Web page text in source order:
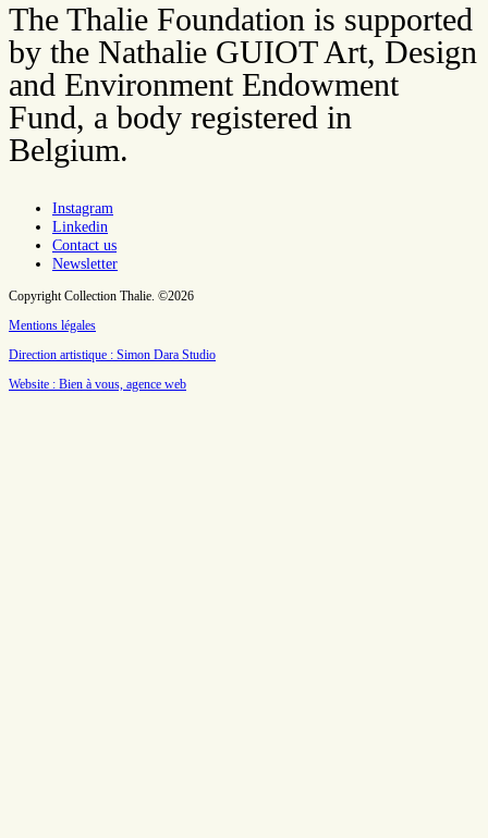
The Thalie Foundation is supported
by the Nathalie GUIOT Art, Design
and Environment Endowment
Fund, a body registered in
Belgium.
Instagram
Linkedin
Contact us
Newsletter
Copyright Collection Thalie. ©2026
Mentions légales
Direction artistique : Simon Dara Studio
Website : Bien à vous, agence web